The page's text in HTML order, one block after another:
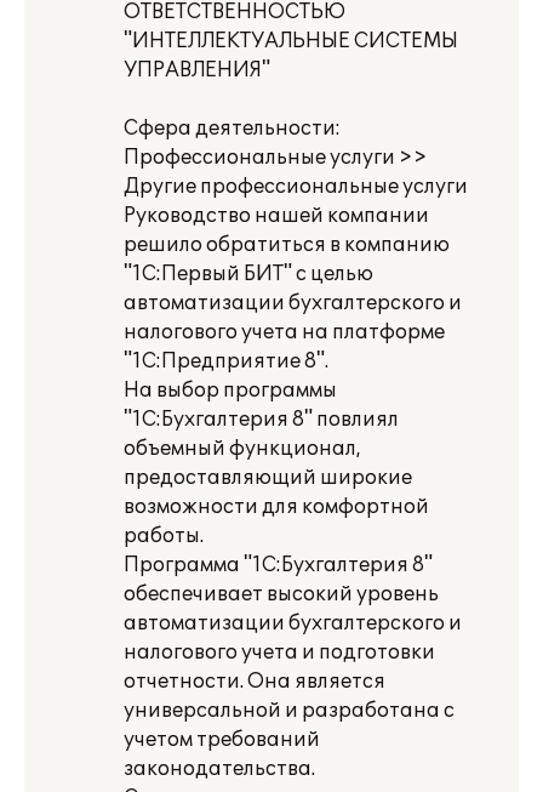
ОТВЕТСТВЕННОСТЬЮ
"ИНТЕЛЛЕКТУАЛЬНЫЕ СИСТЕМЫ
УПРАВЛЕНИЯ"
Сфера деятельности:
Профессиональные услуги >>
Другие профессиональные услуги
Руководство нашей компании
решило обратиться в компанию
"1С:Первый БИТ" с целью
автоматизации бухгалтерского и
налогового учета на платформе
"1С:Предприятие 8".
На выбор программы
"1С:Бухгалтерия 8" повлиял
объемный функционал,
предоставляющий широкие
возможности для комфортной
работы.
Программа "1С:Бухгалтерия 8"
обеспечивает высокий уровень
автоматизации бухгалтерского и
налогового учета и подготовки
отчетности. Она является
универсальной и разработана с
учетом требований
законодательства.